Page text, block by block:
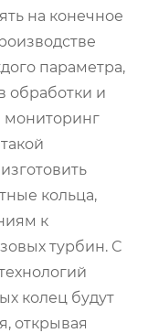
на конечное
параметра,
обработки и
мониторинг
кольца,
к
турбин. С
колец будут
открывая